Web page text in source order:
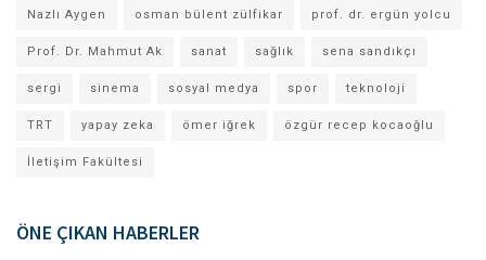
Nazlı Aygen osman bülent zülfikar prof. dr. ergün yolcu
Prof. Dr. Mahmut Ak sanat sağlık sena sandıkçı
sergi sinema sosyal medya spor teknoloji
TRT yapay zeka ömer iğrek özgür recep kocaoğlu
İletişim Fakültesi
ÖNE ÇIKAN HABERLER